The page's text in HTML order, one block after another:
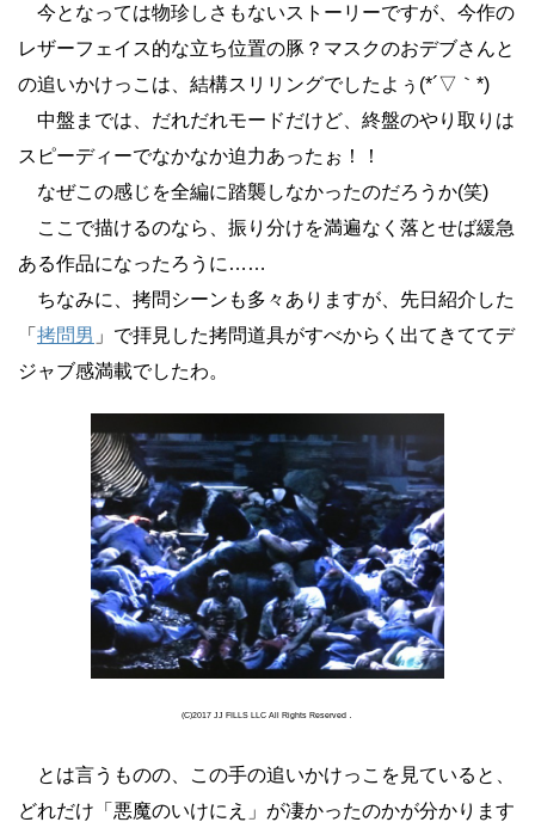
今となっては物珍しさもないストーリーですが、今作の
レザーフェイス的な立ち位置の豚？マスクのおデブさんと
の追いかけっこは、結構スリリングでしたよぅ(*´▽｀*)
中盤までは、だれだれモードだけど、終盤のやり取りは
スピーディーでなかなか迫力あったぉ！！
なぜこの感じを全編に踏襲しなかったのだろうか(笑)
ここで描けるのなら、振り分けを満遍なく落とせば緩急
ある作品になったろうに……
ちなみに、拷問シーンも多々ありますが、先日紹介した
「 拷問男 」で拝見した拷問道具がすべからく出てきててデ
ジャブ感満載でしたわ。
(C)2017 JJ FILLS LLC All Rights Reserved．
とは言うものの、この手の追いかけっこを見ていると、
どれだけ「悪魔のいけにえ」が凄かったのかが分かります